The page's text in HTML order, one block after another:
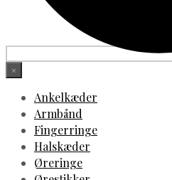
×
Ankelkæder
Armbånd
Fingerringe
Halskæder
Øreringe